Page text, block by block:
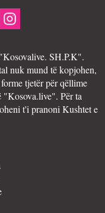
SH.P.K".
nuk mund të kopjohen,
tjetër për qëllime
"Kosova.live". Për ta
t'i pranoni Kushtet e